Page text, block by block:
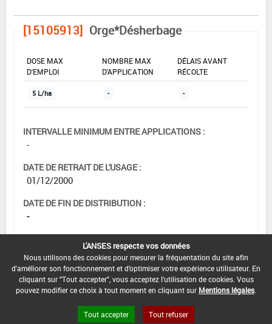
[15105913] Orge*Désherbage
DOSE MAX
D'EMPLOI
NOMBRE MAX
D'APPLICATION
DÉLAIS AVANT
RÉCOLTE
5 L/ha - -
INTERVALLE MINIMUM ENTRE APPLICATIONS :
-
DATE DE RETRAIT DE L'USAGE :
01/12/2000
DATE DE FIN DE DISTRIBUTION :
-
-
L'ANSES respecte vos données
Nous utilisons des cookies pour mesurer la fréquentation du site afin
d'améliorer son fonctionnement et d'optimiser votre expérience utilisateur. En
cliquant sur "Tout accepter", vous acceptez l'utilisation de cookies. Vous
pouvez modifier ce choix à tout moment en cliquant sur Mentions légales
Tout accepter Tout refuser